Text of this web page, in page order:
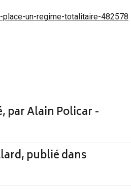
un-regime-totalitaire-482578
par Alain Policar -
publié dans